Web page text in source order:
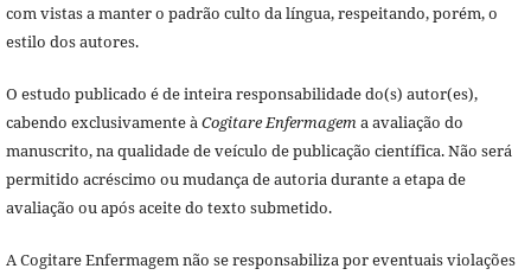
com vistas a manter o padrão culto da língua, respeitando, porém, o
estilo dos autores.
O estudo publicado é de inteira responsabilidade do(s) autor(es),
cabendo exclusivamente àCogitare Enfermagema avaliação do
manuscrito, na qualidade de veículo de publicação científica. Não será
permitido acréscimo ou mudança de autoria durante a etapa de
avaliação ou após aceite do texto submetido.
A Cogitare Enfermagem não se responsabiliza por eventuais violações